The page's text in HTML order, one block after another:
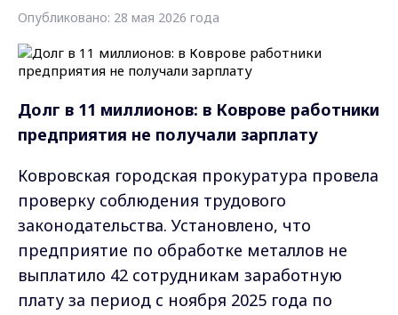
Опубликовано: 28 мая 2026 года
Долг в 11 миллионов: в Коврове работники
предприятия не получали зарплату
Ковровская городская прокуратура провела
проверку соблюдения трудового
законодательства. Установлено, что
предприятие по обработке металлов не
выплатило 42 сотрудникам заработную
плату за период с ноября 2025 года по